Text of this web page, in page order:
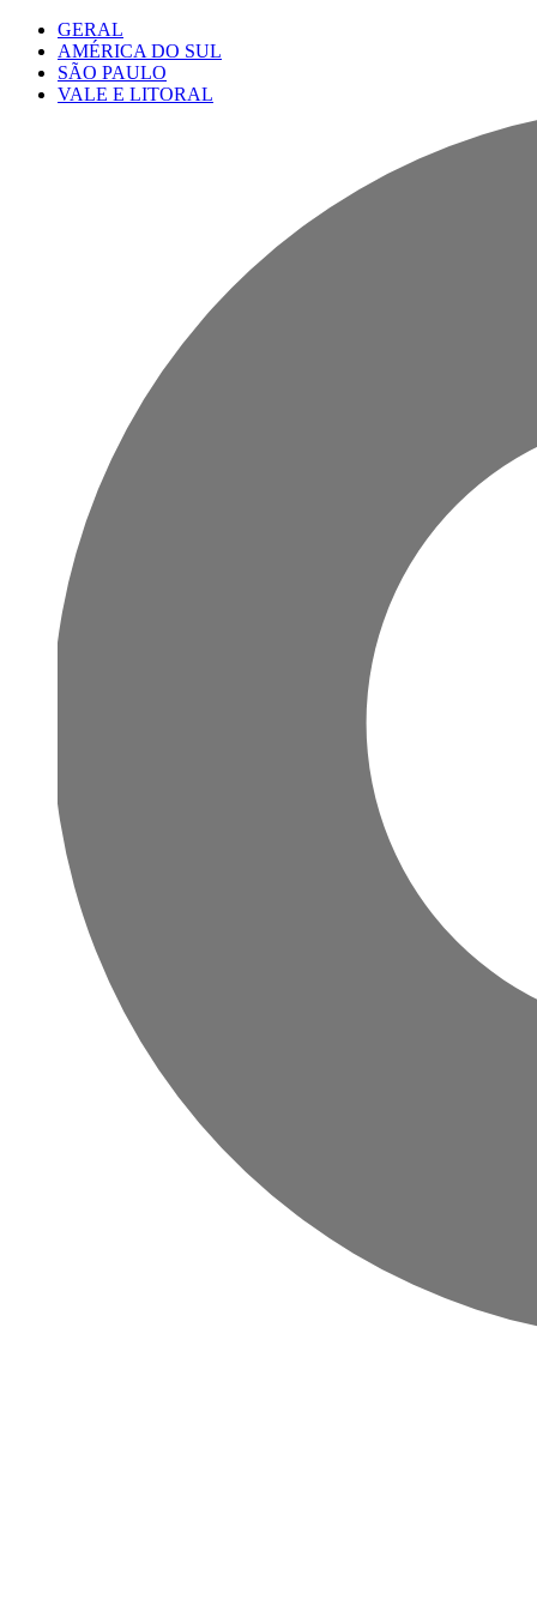
GERAL
AMÉRICA DO SUL
SÃO PAULO
VALE E LITORAL